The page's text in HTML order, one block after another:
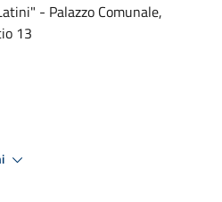
- Palazzo Comunale,
13